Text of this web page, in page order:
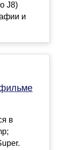
J8)
и
в